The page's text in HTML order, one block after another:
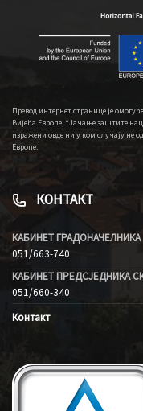
Превод интернет странице је
Вијећа Европе, “Јачање заштите
изражени овде ни у ком случају не
Европе.
КОНТАКТ
КАБИНЕТ ГРАДОНАЧЕЛНИКА
051/663-740
КАБИНЕТ ПРЕДСЈЕДНИКА
051/660-340
Контакт